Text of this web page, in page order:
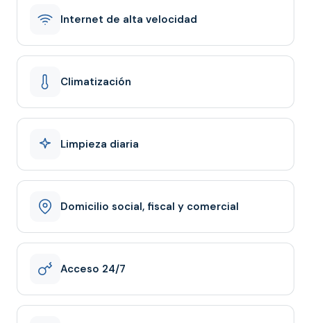
Internet de alta velocidad
Climatización
Limpieza diaria
Domicilio social, fiscal y comercial
Acceso 24/7